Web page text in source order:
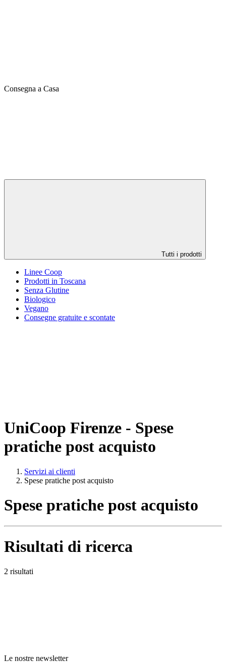
Consegna a Casa
Tutti i prodotti
Linee Coop
Prodotti in Toscana
Senza Glutine
Biologico
Vegano
Consegne gratuite e scontate
UniCoop Firenze - Spese
pratiche post acquisto
Servizi ai clienti
Spese pratiche post acquisto
Spese pratiche post acquisto
Risultati di ricerca
2 risultati
Le nostre newsletter